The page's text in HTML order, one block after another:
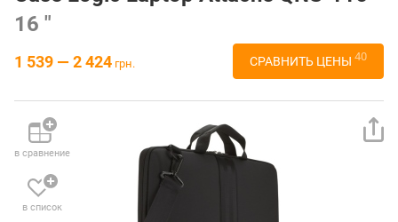
16 "
1 539 — 2 424 грн. СРАВНИТЬ ЦЕНЫ 40
в сравнение
в список